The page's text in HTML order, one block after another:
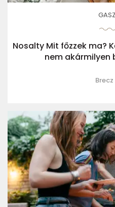
Nosalty Mit főzzek ma?
nem akármilyen